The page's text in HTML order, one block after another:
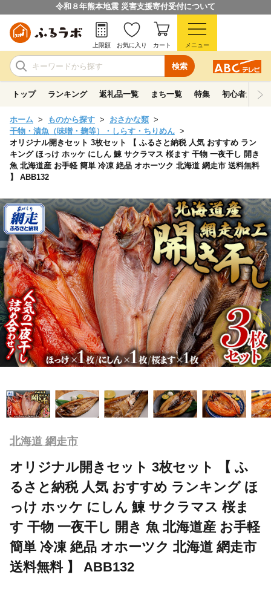
令和８年熊本地震 災害支援寄付受付について
検索
上限額 お気に入り カート メニュー
トップ ランキング 返礼品一覧 まち一覧 特集 初心者ガイド
ホーム ものから探す
おさかな類
干物・漬魚（味噌・麹等）・しらす・ちりめん
オリジナル開きセット 3枚セット 【 ふるさと納税 人気 おすすめ ラン
キング ほっけ ホッケ にしん 鰊 サクラマス 桜ます 干物 一夜干し 開き
魚 北海道産 お手軽 簡単 冷凍 絶品 オホーツク 北海道 網走市 送料無料
】 ABB132
北海道 網走市
オリジナル開きセット 3枚セット 【 ふ
るさと納税 人気 おすすめ ランキング ほ
っけ ホッケ にしん 鰊 サクラマス 桜ま
す 干物 一夜干し 開き 魚 北海道産 お手軽
簡単 冷凍 絶品 オホーツク 北海道 網走市
送料無料 】 ABB132